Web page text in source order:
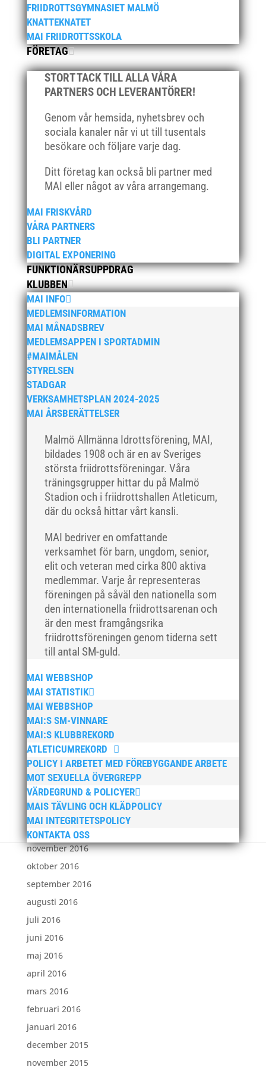
FRIIDROTTSGYMNASIET MALMÖ
KNATTEKNATET
MAI FRIIDROTTSSKOLA
FÖRETAG
STORT TACK TILL ALLA VÅRA
PARTNERS OCH LEVERANTÖRER!
Genom vår hemsida, nyhetsbrev och
sociala kanaler når vi ut till tusentals
besökare och följare varje dag.
Ditt företag kan också bli partner med
MAI eller något av våra arrangemang.
MAI FRISKVÅRD
VÅRA PARTNERS
BLI PARTNER
DIGITAL EXPONERING
FUNKTIONÄRSUPPDRAG
KLUBBEN
MAI INFO
MEDLEMSINFORMATION
MAI MÅNADSBREV
MEDLEMSAPPEN I SPORTADMIN
#MAIMÅLEN
STYRELSEN
STADGAR
VERKSAMHETSPLAN 2024-2025
MAI ÅRSBERÄTTELSER
Malmö Allmänna Idrottsförening, MAI,
bildades 1908 och är en av Sveriges
största friidrottsföreningar. Våra
träningsgrupper hittar du på Malmö
Stadion och i friidrottshallen Atleticum,
där du också hittar vårt kansli.
MAI bedriver en omfattande
verksamhet för barn, ungdom, senior,
elit och veteran med cirka 800 aktiva
medlemmar. Varje år representeras
föreningen på såväl den nationella som
den internationella friidrottsarenan och
är den mest framgångsrika
friidrottsföreningen genom tiderna sett
till antal SM-guld.
MAI WEBBSHOP
MAI STATISTIK
MAI WEBBSHOP
MAI:S SM-VINNARE
MAI:S KLUBBREKORD
ATLETICUMREKORD
POLICY I ARBETET MED FÖREBYGGANDE ARBETE
MOT SEXUELLA ÖVERGREPP
VÄRDEGRUND & POLICYER
MAIS TÄVLING OCH KLÄDPOLICY
MAI INTEGRITETSPOLICY
KONTAKTA OSS
februari 2021
december 2020
november 2020
oktober 2020
september 2020
augusti 2020
juni 2020
april 2020
mars 2020
februari 2020
januari 2020
november 2019
oktober 2019
september 2019
augusti 2019
juli 2019
juni 2019
maj 2019
april 2019
mars 2019
februari 2019
januari 2019
december 2018
november 2018
oktober 2018
september 2018
augusti 2018
juli 2018
juni 2018
april 2018
mars 2018
februari 2018
januari 2018
december 2017
november 2017
oktober 2017
augusti 2017
juli 2017
juni 2017
maj 2017
april 2017
mars 2017
februari 2017
januari 2017
december 2016
november 2016
oktober 2016
september 2016
augusti 2016
juli 2016
juni 2016
maj 2016
april 2016
mars 2016
februari 2016
januari 2016
december 2015
november 2015